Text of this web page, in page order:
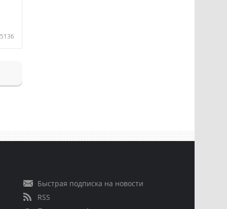
5136
Быстрая подписка на новости
RSS